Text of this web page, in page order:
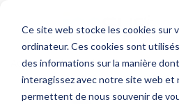
Ce site web stocke les cookies sur
ordinateur. Ces cookies sont
des informations sur la manière
interagissez avec notre site web et
permettent de nous souvenir de
Accueil»Blog»Digitalisation